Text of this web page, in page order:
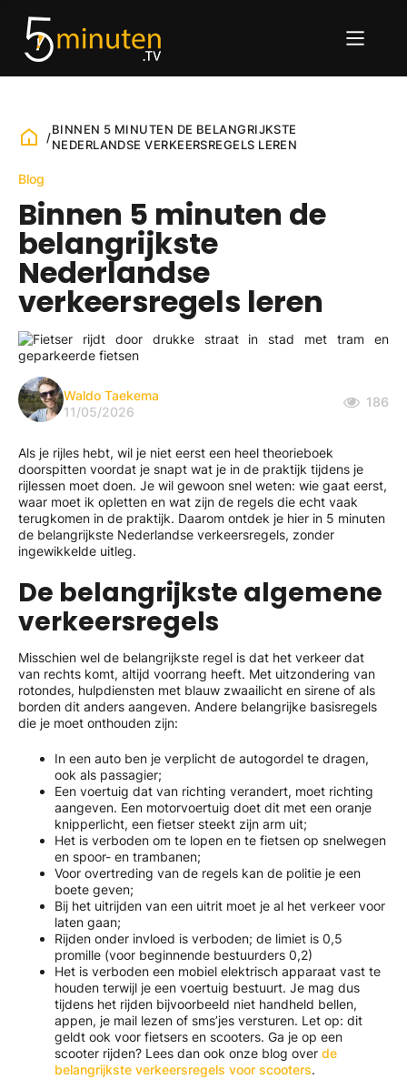
/
BINNEN 5 MINUTEN DE BELANGRIJKSTE
NEDERLANDSE VERKEERSREGELS LEREN
Blog
Binnen 5 minuten de
belangrijkste
Nederlandse
verkeersregels leren
Waldo Taekema
11/05/2026
186
Als je rijles hebt, wil je niet eerst een heel theorieboek
doorspitten voordat je snapt wat je in de praktijk tijdens je
rijlessen moet doen. Je wil gewoon snel weten: wie gaat eerst,
waar moet ik opletten en wat zijn de regels die echt vaak
terugkomen in de praktijk. Daarom ontdek je hier in 5 minuten
de belangrijkste Nederlandse verkeersregels, zonder
ingewikkelde uitleg.
De belangrijkste algemene
verkeersregels
Misschien wel de belangrijkste regel is dat het verkeer dat
van rechts komt, altijd voorrang heeft. Met uitzondering van
rotondes, hulpdiensten met blauw zwaailicht en sirene of als
borden dit anders aangeven. Andere belangrijke basisregels
die je moet onthouden zijn:
In een auto ben je verplicht de autogordel te dragen,
ook als passagier;
Een voertuig dat van richting verandert, moet richting
aangeven. Een motorvoertuig doet dit met een oranje
knipperlicht, een fietser steekt zijn arm uit;
Het is verboden om te lopen en te fietsen op snelwegen
en spoor- en trambanen;
Voor overtreding van de regels kan de politie je een
boete geven;
Bij het uitrijden van een uitrit moet je al het verkeer voor
laten gaan;
Rijden onder invloed is verboden; de limiet is 0,5
promille (voor beginnende bestuurders 0,2)
Het is verboden een mobiel elektrisch apparaat vast te
houden terwijl je een voertuig bestuurt. Je mag dus
tijdens het rijden bijvoorbeeld niet handheld bellen,
appen, je mail lezen of sms’jes versturen. Let op: dit
geldt ook voor fietsers en scooters. Ga je op een
scooter rijden? Lees dan ook onze blog over de
belangrijkste verkeersregels voor scooters.